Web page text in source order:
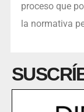
proceso que
la normativa